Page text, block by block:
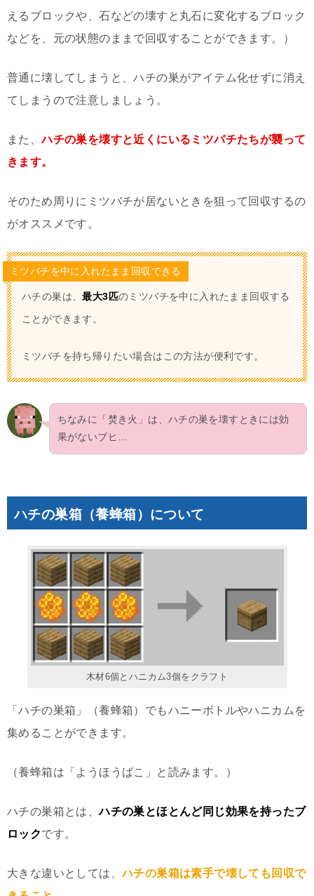
えるブロックや、石などの壊すと丸石に変化するブロック
などを、元の状態のままで回収することができます。）
普通に壊してしまうと、ハチの巣がアイテム化せずに消え
てしまうので注意しましょう。
また、ハチの巣を壊すと近くにいるミツバチたちが襲って
きます。
そのため周りにミツバチが居ないときを狙って回収するの
がオススメです。
ミツバチを中に入れたまま回収できる
ハチの巣は、最大3匹のミツバチを中に入れたまま回収する
ことができます。
ミツバチを持ち帰りたい場合はこの方法が便利です。
ちなみに「焚き火」は、ハチの巣を壊すときには効
果がないブヒ…
ハチの巣箱（養蜂箱）について
木材6個とハニカム3個をクラフト
「ハチの巣箱」（養蜂箱）でもハニーボトルやハニカムを
集めることができます。
（養蜂箱は「ようほうばこ」と読みます。）
ハチの巣箱とは、ハチの巣とほとんど同じ効果を持ったブ
ロックです。
大きな違いとしては、ハチの巣箱は素手で壊しても回収で